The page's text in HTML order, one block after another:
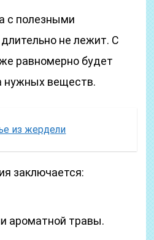
с полезными
не лежит. С
равномерно будет
нужных веществ.
из жердели
заключается:
ароматной травы.